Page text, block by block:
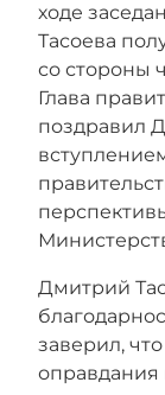
ходе
Тасоева
со стороны
Глава
поздравил
Дмитрий
заверил,
оправдания